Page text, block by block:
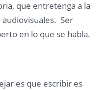
que entretenga a la
Ser
en lo que se habla.
es que escribir es